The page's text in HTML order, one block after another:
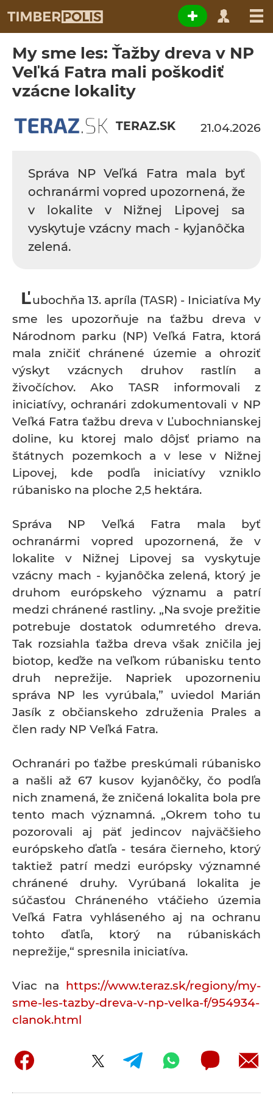
My sme les: Ťažby dreva v NP
Veľká Fatra mali poškodiť
vzácne lokality
TERAZ.SK 21.04.2026
Správa NP Veľká Fatra mala byť
ochranármi vopred upozornená, že
v lokalite v Nižnej Lipovej sa
vyskytuje vzácny mach - kyjanôčka
zelená.
Ľubochňa 13. apríla (TASR) - Iniciatíva My
sme les upozorňuje na ťažbu dreva v
Národnom parku (NP) Veľká Fatra, ktorá
mala zničiť chránené územie a ohroziť
výskyt vzácnych druhov rastlín a
živočíchov. Ako TASR informovali z
iniciatívy, ochranári zdokumentovali v NP
Veľká Fatra ťažbu dreva v Ľubochnianskej
doline, ku ktorej malo dôjsť priamo na
štátnych pozemkoch a v lese v Nižnej
Lipovej, kde podľa iniciatívy vzniklo
rúbanisko na ploche 2,5 hektára.
Správa NP Veľká Fatra mala byť
ochranármi vopred upozornená, že v
lokalite v Nižnej Lipovej sa vyskytuje
vzácny mach - kyjanôčka zelená, ktorý je
druhom európskeho významu a patrí
medzi chránené rastliny. „Na svoje prežitie
potrebuje dostatok odumretého dreva.
Tak rozsiahla ťažba dreva však zničila jej
biotop, keďže na veľkom rúbanisku tento
druh neprežije. Napriek upozorneniu
správa NP les vyrúbala,” uviedol Marián
Jasík z občianskeho združenia Prales a
člen rady NP Veľká Fatra.
Ochranári po ťažbe preskúmali rúbanisko
a našli až 67 kusov kyjanôčky, čo podľa
nich znamená, že zničená lokalita bola pre
tento mach významná. „Okrem toho tu
pozorovali aj päť jedincov najväčšieho
európskeho ďatľa - tesára čierneho, ktorý
taktiež patrí medzi európsky významné
chránené druhy. Vyrúbaná lokalita je
súčasťou Chráneného vtáčieho územia
Veľká Fatra vyhláseného aj na ochranu
tohto ďatľa, ktorý na rúbaniskách
neprežije,“ spresnila iniciatíva.
Viac na https://www.teraz.sk/regiony/my-
sme-les-tazby-dreva-v-np-velka-f/954934-
clanok.html